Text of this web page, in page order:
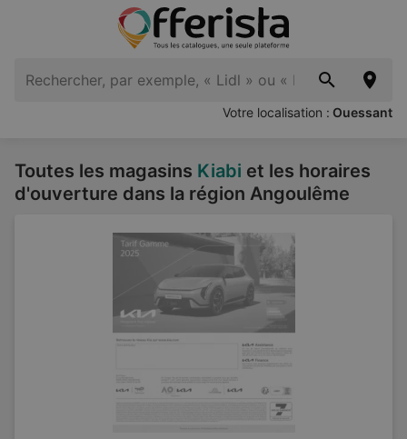
Votre localisation : Ouessant
Toutes les magasins Kiabi et les horaires
d'ouverture dans la région Angoulême